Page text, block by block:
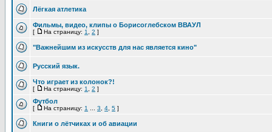
Лёгкая атлетика
Фильмы, видео, клипы о Борисоглебском ВВАУЛ
[ На страницу: 1 2 ]
"Важнейшим из искусств для нас является кино"
Русский язык.
Что играет из колонок?!
[ На страницу: 1 2 ]
Футбол
[ На страницу: 1 3 4 5 ]
Книги о лётчиках и об авиации